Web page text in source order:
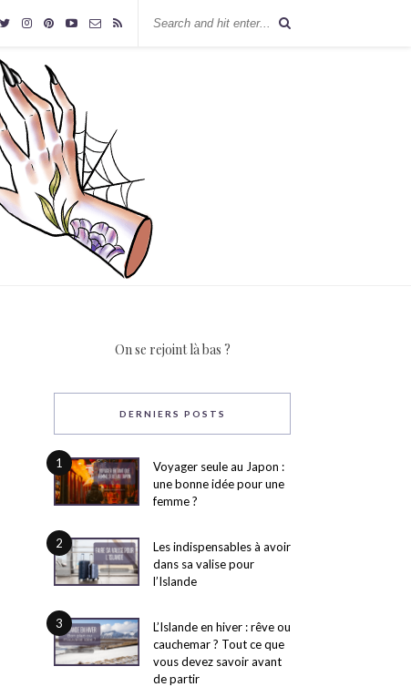
On se rejoint là bas ?
DERNIERS POSTS
1
Voyager seule au Japon :
une bonne idée pour une
femme ?
2
Les indispensables à avoir
dans sa valise pour
l’Islande
3
L’Islande en hiver : rêve ou
cauchemar ? Tout ce que
vous devez savoir avant
de partir